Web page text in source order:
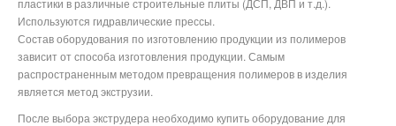
Используются гидравлические прессы.
Состав оборудования по изготовлению продукции из полимеров
зависит от способа изготовления продукции. Самым
распространенным методом превращения полимеров в изделия
является метод экструзии.
После выбора экструдера необходимо купить оборудование для